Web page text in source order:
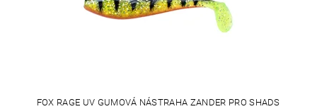
FOX RAGE UV GUMOVÁ NÁSTRAHA ZANDER PRO SHADS